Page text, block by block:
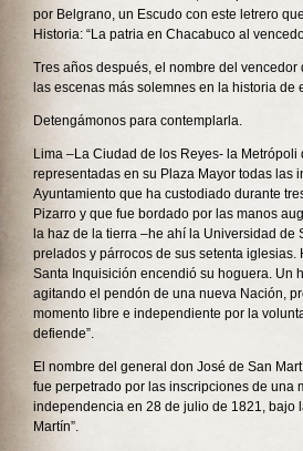
por Belgrano, un Escudo con este letrero
Historia: “La patria en Chacabuco al
Tres años después, el nombre del
las escenas más solemnes en la historia de
Detengámonos para contemplarla.
Lima –La Ciudad de los Reyes- la
representadas en su Plaza Mayor todas las
Ayuntamiento que ha custodiado durante
Pizarro y que fue bordado por las manos
la haz de la tierra –he ahí la Universidad
prelados y párrocos de sus setenta
Santa Inquisición encendió su hoguera. Un
agitando el pendón de una nueva Nación,
momento libre e independiente por la
defiende”.
El nombre del general don José de San
fue perpetrado por las inscripciones de una
independencia en 28 de julio de 1821, bajo
Martín”.